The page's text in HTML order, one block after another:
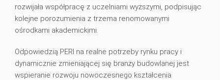
rozwijała współpracę z uczelniami wyższymi, podpisując
kolejne porozumienia z trzema renomowanymi
ośrodkami akademickimi.
Odpowiedzią PERI na realne potrzeby rynku pracy i
dynamicznie zmieniającej się branży budowlanej jest
wspieranie rozwoju nowoczesnego kształcenia